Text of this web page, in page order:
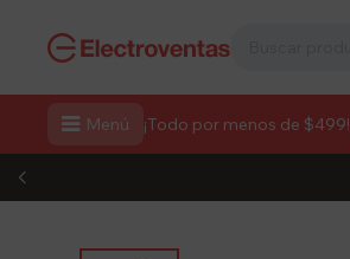
 Menú ¡Todo por menos de $499!